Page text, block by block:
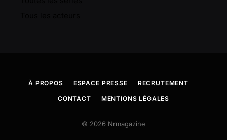
À PROPOS ESPACE PRESSE
RECRUTEMENT
CONTACT
MENTIONS LÉGALES
© 2026 Nrmagazine